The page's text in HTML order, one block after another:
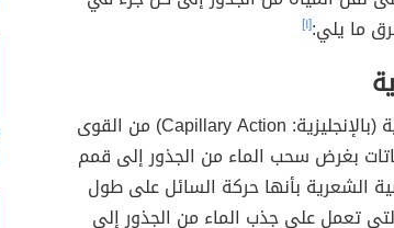
إلى 116 مترًا عبر نسيج الخشب، وذلك عن طريق توليد
نقل المياه من الجذور إلى كل جزء في
ما يلي: